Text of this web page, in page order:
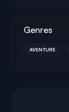
Genres
AVENTURE